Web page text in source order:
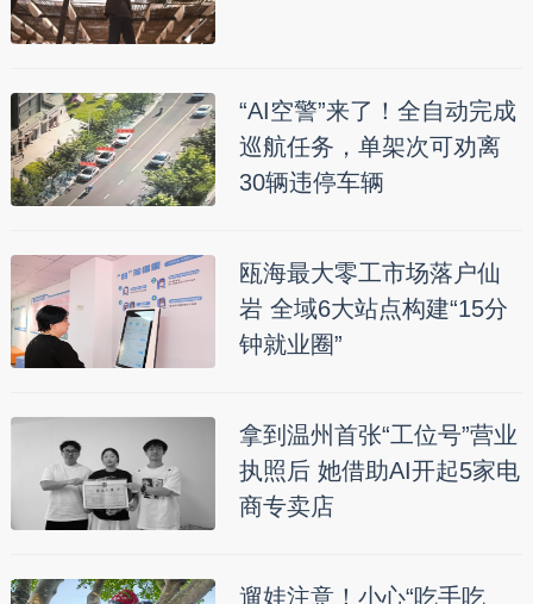
“AI空警”来了！全自动完成
巡航任务，单架次可劝离
30辆违停车辆
瓯海最大零工市场落户仙
岩 全域6大站点构建“15分
钟就业圈”
拿到温州首张“工位号”营业
执照后 她借助AI开起5家电
商专卖店
遛娃注意！小心“吃手吃